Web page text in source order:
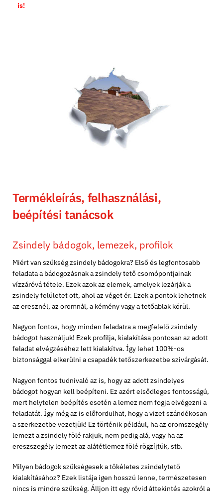
is!
Termékleírás, felhasználási,
beépítési tanácsok
Zsindely bádogok, lemezek, profilok
Miért van szükség zsindely bádogokra? Első és legfontosabb
feladata a bádogozásnak a zsindely tető csomópontjainak
vízzáróvá tétele. Ezek azok az elemek, amelyek lezárják a
zsindely felületet ott, ahol az véget ér. Ezek a pontok lehetnek
az eresznél, az oromnál, a kémény vagy a tetőablak körül.
Nagyon fontos, hogy minden feladatra a megfelelő zsindely
bádogot használjuk! Ezek profilja, kialakítása pontosan az adott
feladat elvégzéséhez lett kialakítva. Így lehet 100%-os
biztonsággal elkerülni a csapadék tetőszerkezetbe szivárgását.
Nagyon fontos tudnivaló az is, hogy az adott zsindelyes
bádogot hogyan kell beépíteni. Ez azért elsődleges fontosságú,
mert helytelen beépítés esetén a lemez nem fogja elvégezni a
feladatát. Így még az is előfordulhat, hogy a vizet szándékosan
a szerkezetbe vezetjük! Ez történik például, ha az oromszegély
lemezt a zsindely fölé rakjuk, nem pedig alá, vagy ha az
ereszszegély lemezt az alátétlemez fölé rögzíjtük, stb.
Milyen bádogok szükségesek a tökéletes zsindelytető
kialakításához? Ezek listája igen hosszú lenne, természetesen
nincs is mindre szükség. Álljon itt egy rövid áttekintés azokról a